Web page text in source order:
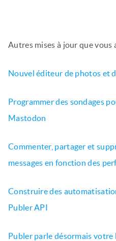
Autres mises à jour que vous
Nouvel éditeur de photos et
Programmer des sondages
Mastodon
Commenter, partager et
messages en fonction des
Construire des
Publer API
Publer parle désormais votre